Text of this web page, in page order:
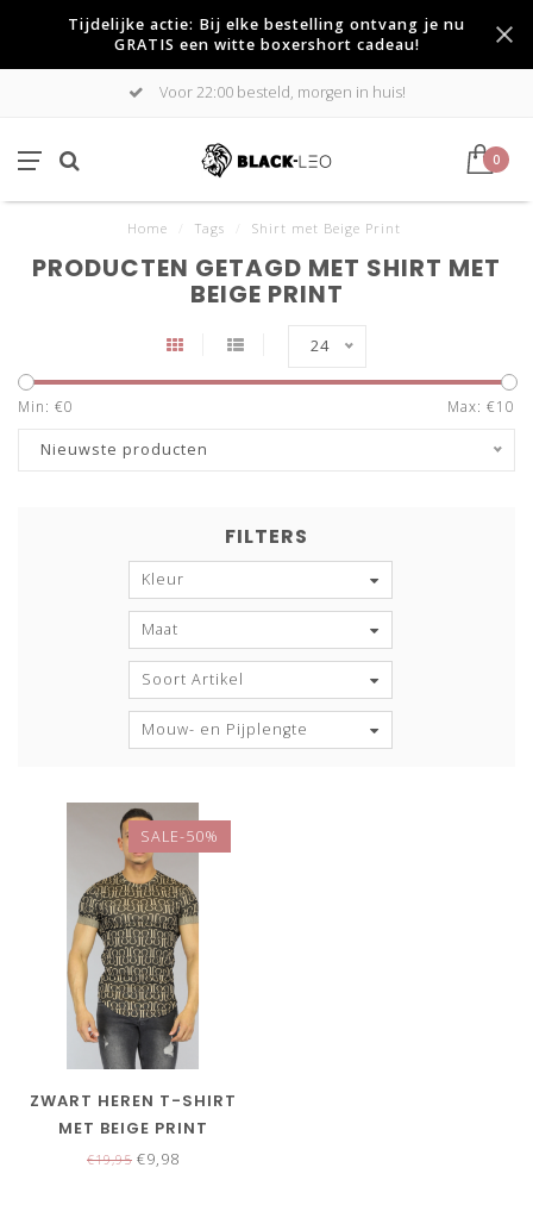
Tijdelijke actie: Bij elke bestelling ontvang je nu
GRATIS een witte boxershort cadeau!
Voor 22:00 besteld, morgen in huis!
0
Home Tags Shirt met Beige Print
PRODUCTEN GETAGD MET SHIRT MET
BEIGE PRINT
24
Min: €0 Max: €10
Nieuwste producten
FILTERS
Kleur
Maat
Soort Artikel
Mouw- en Pijplengte
SALE-50%
ZWART HEREN T-SHIRT
MET BEIGE PRINT
€19,95 €9,98